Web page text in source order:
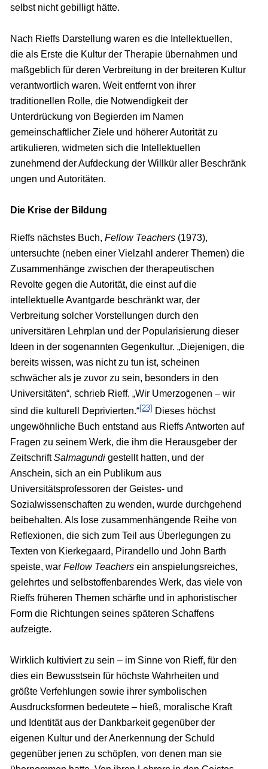
selbst nicht gebilligt hätte.
Nach Rieffs Darstellung waren es die Intellektuellen,
die als Erste die Kultur der Therapie übernahmen und
maßgeblich für deren Verbreitung in der breiteren Kultur
verantwortlich waren. Weit entfernt von ihrer
traditionellen Rolle, die Notwendigkeit der
Unterdrückung von Begierden im Namen
gemeinschaftlicher Ziele und höherer Autorität zu
artikulieren, widmeten sich die Intellektuellen
zunehmend der Aufdeckung der Willkür aller Beschränk
ungen und Autoritäten.
Die Krise der Bildung
Rieffs nächstes Buch, Fellow Teachers(1973),
untersuchte (neben einer Vielzahl anderer Themen) die
Zusammenhänge zwischen der therapeutischen
Revolte gegen die Autorität, die einst auf die
intellektuelle Avantgarde beschränkt war, der
Verbreitung solcher Vorstellungen durch den
universitären Lehrplan und der Popularisierung dieser
Ideen in der sogenannten Gegenkultur. „Diejenigen, die
bereits wissen, was nicht zu tun ist, scheinen
schwächer als je zuvor zu sein, besonders in den
Universitäten“, schrieb Rieff. „Wir Umerzogenen – wir
sind die kulturell Deprivierten.“[23] Dieses höchst
ungewöhnliche Buch entstand aus Rieffs Antworten auf
Fragen zu seinem Werk, die ihm die Herausgeber der
ZeitschriftSalmagundigestellt hatten, und der
Anschein, sich an ein Publikum aus
Universitätsprofessoren der Geistes- und
Sozialwissenschaften zu wenden, wurde durchgehend
beibehalten. Als lose zusammenhängende Reihe von
Reflexionen, die sich zum Teil aus Überlegungen zu
Texten von Kierkegaard, Pirandello und John Barth
speiste, war Fellow Teachersein anspielungsreiches,
gelehrtes und selbstoffenbarendes Werk, das viele von
Rieffs früheren Themen schärfte und in aphoristischer
Form die Richtungen seines späteren Schaffens
aufzeigte.
Wirklich kultiviert zu sein – im Sinne von Rieff, für den
dies ein Bewusstsein für höchste Wahrheiten und
größte Verfehlungen sowie ihrer symbolischen
Ausdrucksformen bedeutete – hieß, moralische Kraft
und Identität aus der Dankbarkeit gegenüber der
eigenen Kultur und der Anerkennung der Schuld
gegenüber jenen zu schöpfen, von denen man sie